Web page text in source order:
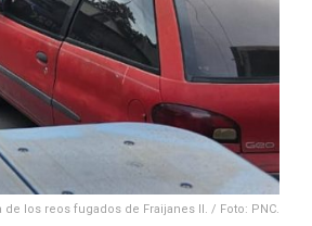
los reos fugados de Fraijanes II. / Foto: PNC.